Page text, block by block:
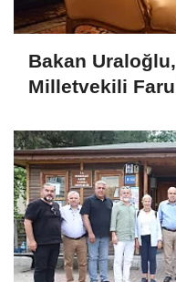
Bakan
Milletvekili